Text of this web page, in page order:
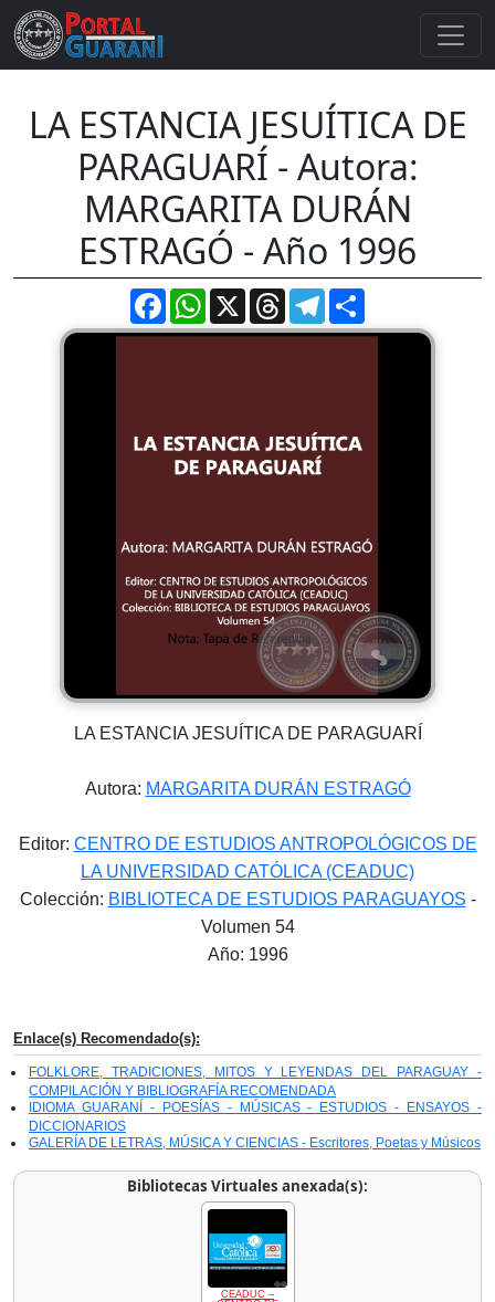
LA ESTANCIA JESUÍTICA DE
PARAGUARÍ - Autora:
MARGARITA DURÁN
ESTRAGÓ - Año 1996
FacebookWhatsApp
X ThreadsTelegram
LA ESTANCIA JESUÍTICA DE PARAGUARÍ
Autora: MARGARITA DURÁN ESTRAGÓ
Editor: CENTRO DE ESTUDIOS ANTROPOLÓGICOS DE
LA UNIVERSIDAD CATÓLICA (CEADUC)
Colección: BIBLIOTECA DE ESTUDIOS PARAGUAYOS -
Volumen 54
Año: 1996
Enlace(s) Recomendado(s):
FOLKLORE, TRADICIONES, MITOS Y LEYENDAS DEL PARAGUAY -
COMPILACIÓN Y BIBLIOGRAFÍA RECOMENDADA
IDIOMA GUARANÍ - POESÍAS - MÚSICAS - ESTUDIOS - ENSAYOS -
DICCIONARIOS
GALERÍA DE LETRAS, MÚSICA Y CIENCIAS - Escritores, Poetas y Músicos
Bibliotecas Virtuales anexada(s):
CEADUC –